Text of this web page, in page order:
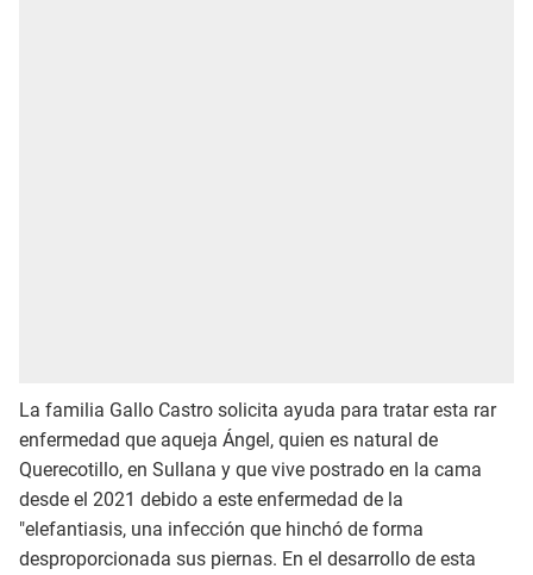
La familia Gallo Castro solicita ayuda para tratar esta rar
enfermedad que aqueja Ángel, quien es natural de
Querecotillo, en Sullana y que vive postrado en la cama
desde el 2021 debido a este enfermedad de la
"elefantiasis, una infección que hinchó de forma
desproporcionada sus piernas. En el desarrollo de esta